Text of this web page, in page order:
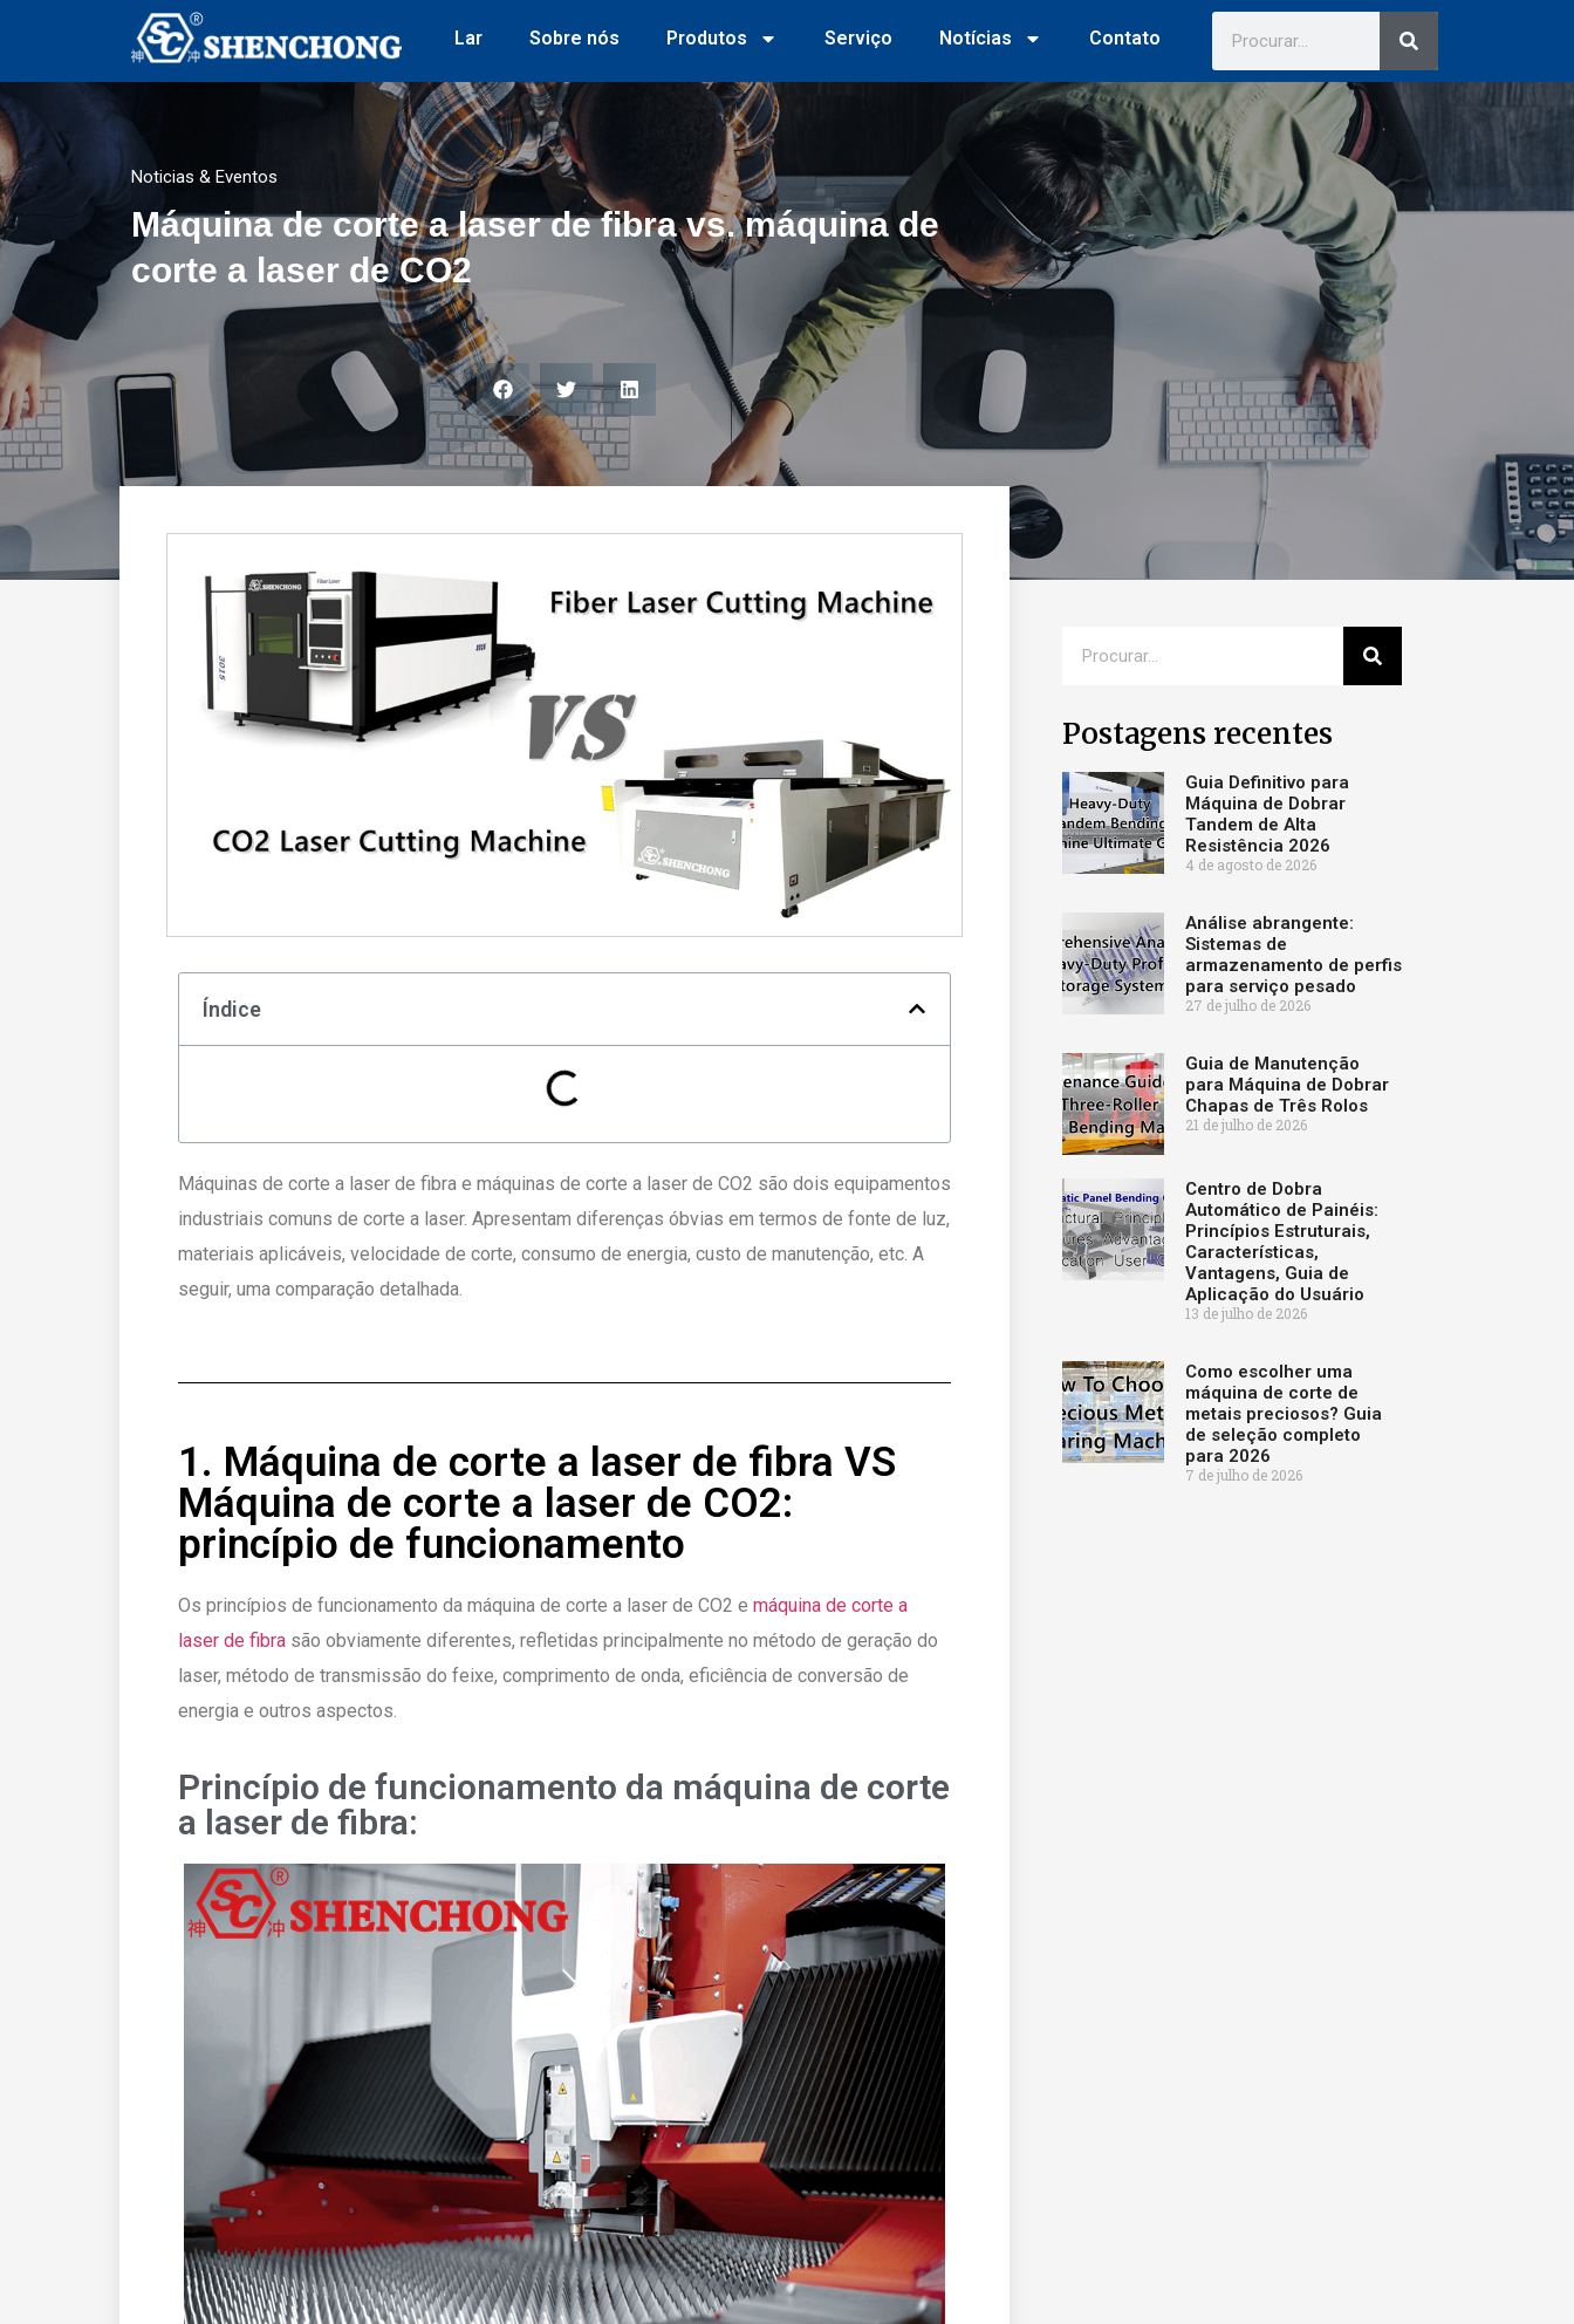
Lar Sobre nós Produtos Serviço Notícias Contato
Noticias & Eventos
Máquina de corte a laser de fibra vs. máquina de
corte a laser de CO2
Índice
Máquinas de corte a laser de fibra e máquinas de corte a laser de CO2 são dois equipamentos
industriais comuns de corte a laser. Apresentam diferenças óbvias em termos de fonte de luz,
materiais aplicáveis, velocidade de corte, consumo de energia, custo de manutenção, etc. A
seguir, uma comparação detalhada.
1. Máquina de corte a laser de fibra VS
Máquina de corte a laser de CO2:
princípio de funcionamento
Os princípios de funcionamento da máquina de corte a laser de CO2 e máquina de corte a
laser de fibra são obviamente diferentes, refletidas principalmente no método de geração do
laser, método de transmissão do feixe, comprimento de onda, eficiência de conversão de
energia e outros aspectos.
Princípio de funcionamento da máquina de corte
a laser de fibra:
Postagens recentes
Guia Definitivo para
Máquina de Dobrar
Tandem de Alta
Resistência 2026
4 de agosto de 2026
Análise abrangente:
Sistemas de
armazenamento de perfis
para serviço pesado
27 de julho de 2026
Guia de Manutenção
para Máquina de Dobrar
Chapas de Três Rolos
21 de julho de 2026
Centro de Dobra
Automático de Painéis:
Princípios Estruturais,
Características,
Vantagens, Guia de
Aplicação do Usuário
13 de julho de 2026
Como escolher uma
máquina de corte de
metais preciosos? Guia
de seleção completo
para 2026
7 de julho de 2026